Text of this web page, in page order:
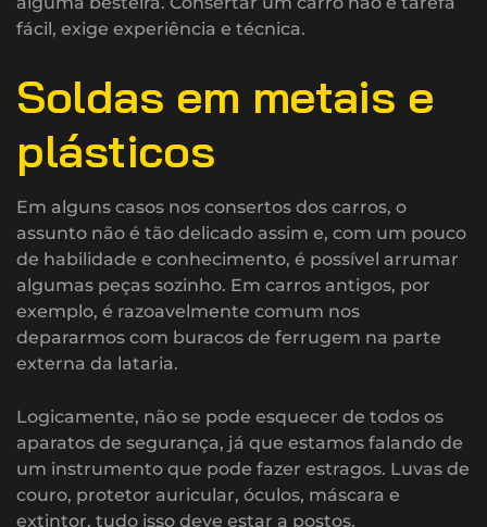
fácil, exige experiência e técnica.
Soldas em metais e
plásticos
Em alguns casos nos consertos dos carros, o
assunto não é tão delicado assim e, com um pouco
de habilidade e conhecimento, é possível arrumar
algumas peças sozinho. Em carros antigos, por
exemplo, é razoavelmente comum nos
depararmos com buracos de ferrugem na parte
externa da lataria.
Logicamente, não se pode esquecer de todos os
aparatos de segurança, já que estamos falando de
um instrumento que pode fazer estragos. Luvas de
couro, protetor auricular, óculos, máscara e
extintor, tudo isso deve estar a postos.